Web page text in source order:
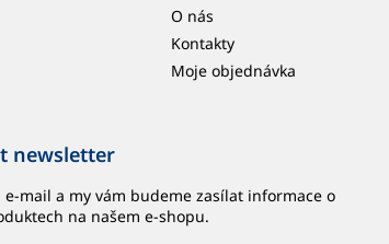
O nás
Kontakty
Moje objednávka
newsletter
e-mail a my vám budeme zasílat informace o
na našem e-shopu.